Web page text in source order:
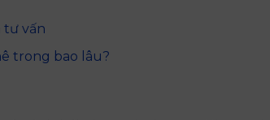
tư vấn
trong bao lâu?